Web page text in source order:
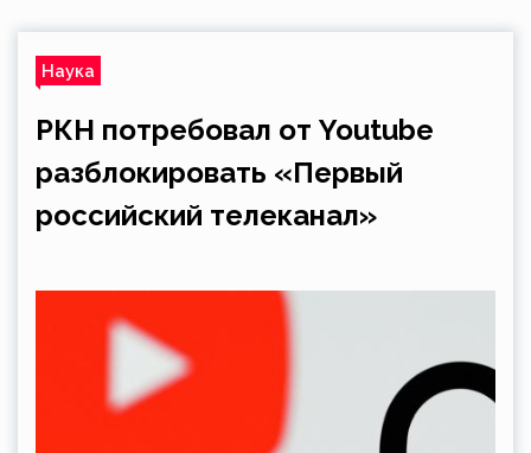
Наука
РКН потребовал от Youtube
разблокировать «Первый
российский телеканал»